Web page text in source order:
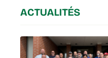
ACTUALITÉS